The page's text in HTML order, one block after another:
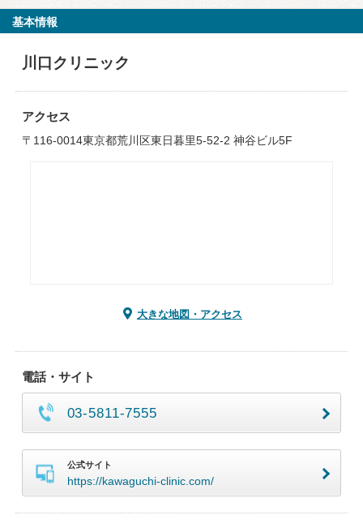
基本情報
川口クリニック
アクセス
〒116-0014東京都荒川区東日暮里5-52-2 神谷ビル5F
大きな地図・アクセス
電話・サイト
03-5811-7555
公式サイト
https://kawaguchi-clinic.com/